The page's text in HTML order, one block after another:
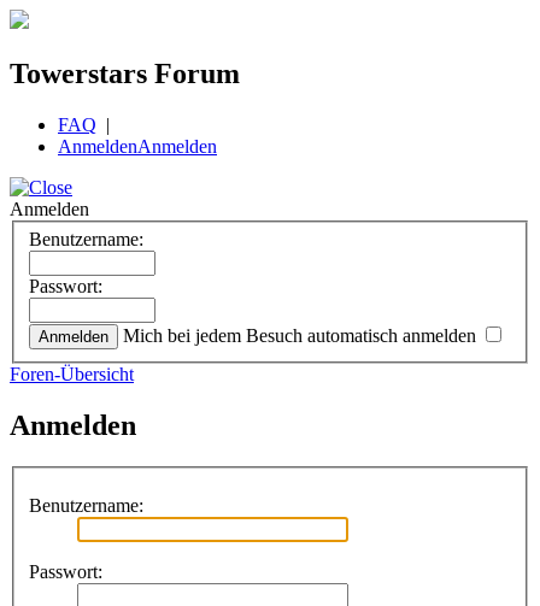
Towerstars Forum
FAQ |
AnmeldenAnmelden
Anmelden
Benutzername:
Passwort:
Mich bei jedem Besuch automatisch anmelden
Foren-Übersicht
Anmelden
Benutzername:
Passwort: